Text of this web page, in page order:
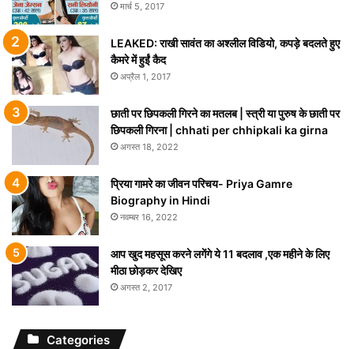
मार्च 5, 2017
LEAKED: राखी सावंत का अश्लील विडियो, कपड़े बदलते हुए
कैमरे में हुईं कैद
अप्रैल 1, 2017
छाती पर छिपकली गिरने का मतलब | स्त्री या पुरुष के छाती पर
छिपकली गिरना | chhati per chhipkali ka girna
अगस्त 18, 2022
प्रिया गामरे का जीवन परिचय- Priya Gamre
Biography in Hindi
नवम्बर 16, 2022
आप खुद महसूस करने लगेंगे ये 11 बदलाव ,एक महीने के लिए
मीठा छोड़कर देखिए
अगस्त 2, 2017
Categories